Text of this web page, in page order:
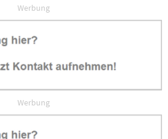
Werbung
Werbung